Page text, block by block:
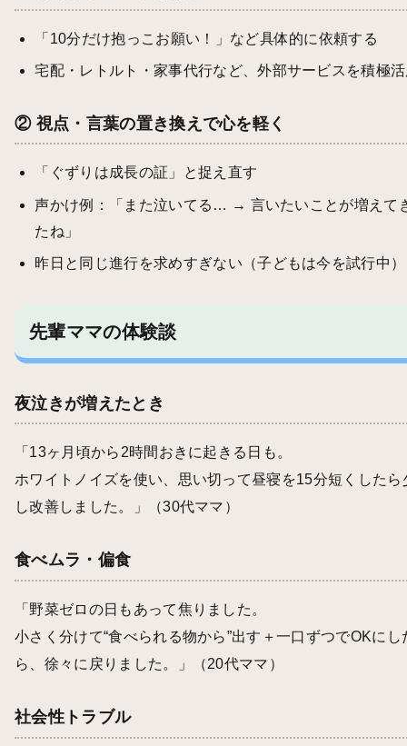
「10分だけ抱っこお願い！」など具体的に依頼する
宅配・レトルト・家事代行など、外部サービスを積極
② 視点・言葉の置き換えで心を軽く
「ぐずりは成長の証」と捉え直す
声かけ例：「また泣いてる… → 言いたいことが増えて
たね」
昨日と同じ進行を求めすぎない（子どもは今を試行中）
先輩ママの体験談
夜泣きが増えたとき
「13ヶ月頃から2時間おきに起きる日も。
ホワイトノイズを使い、思い切って昼寝を15分短くしたら
し改善しました。」（30代ママ）
食べムラ・偏食
「野菜ゼロの日もあって焦りました。
小さく分けて“食べられる物から”出す＋一口ずつでOKにし
ら、徐々に戻りました。」（20代ママ）
社会性トラブル